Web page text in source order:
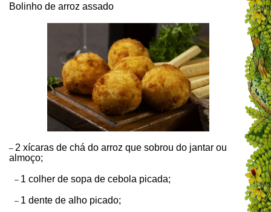
Bolinho de arroz assado
– 2 xícaras de chá do arroz que sobrou do jantar ou
almoço;
– 1 colher de sopa de cebola picada;
– 1 dente de alho picado;